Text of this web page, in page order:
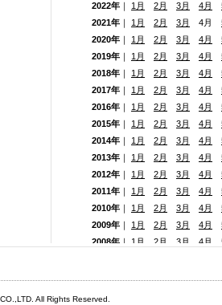
2022年 ｜ 1月 2月 3月 4月
2021年 ｜ 1月 2月 3月 4月
2020年 ｜ 1月 2月 3月 4月
2019年 ｜ 1月 2月 3月 4月
2018年 ｜ 1月 2月 3月 4月
2017年 ｜ 1月 2月 3月 4月
2016年 ｜ 1月 2月 3月 4月
2015年 ｜ 1月 2月 3月 4月
2014年 ｜ 1月 2月 3月 4月
2013年 ｜ 1月 2月 3月 4月
2012年 ｜ 1月 2月 3月 4月
2011年 ｜ 1月 2月 3月 4月
2010年 ｜ 1月 2月 3月 4月
2009年 ｜ 1月 2月 3月 4月
2008年 ｜ 1月 2月 3月 4月
All Rights Reserved.